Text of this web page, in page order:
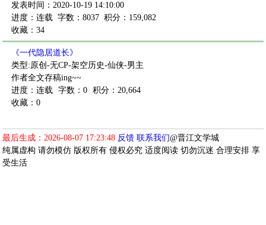
发表时间：2020-10-19 14:10:00
进度：连载 字数：8037 积分：159,082
收藏：34
《一代隐居道长》
类型:原创-无CP-架空历史-仙侠-男主
作者全文存稿ing~~
进度：连载 字数：0 积分：20,664
收藏：0
最后生成：2026-08-07 17:23:48 反馈 联系我们@晋江文学城
纯属虚构 请勿模仿 版权所有 侵权必究 适度阅读 切勿沉迷 合理安排 享
受生活